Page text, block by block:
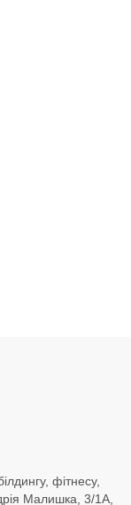
фітнесу,
Малишка, 3/1А,